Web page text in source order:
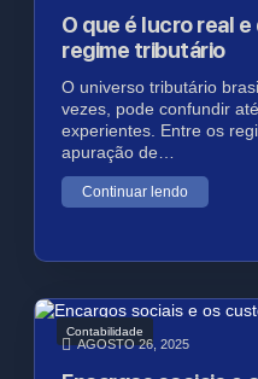
O que é lucro real
regime tributário
O universo tributário
vezes, pode confundir
experientes. Entre os
apuração de…
Continuar lendo
Contabilidade
AGOSTO 26, 2025